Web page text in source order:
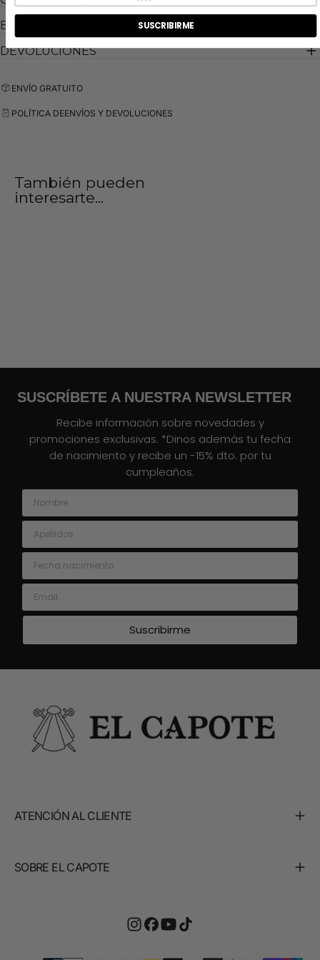
ENVIOS
DEVOLUCIONES
ENVÍO GRATUITO
POLÍTICA DEENVÍOS Y DEVOLUCIONES
También pueden
interesarte...
SUSCRÍBETE A NUESTRA NEWSLETTER
Recibe información sobre novedades y
promociones exclusivas. *Dinos además tu fecha
de nacimiento y recibe un -15% dto. por tu
cumpleaños.
Nombre
Apellidos
Fecha nacimiento
Email
Suscribirme
ATENCIÓN AL CLIENTE
SOBRE EL CAPOTE
SUSCRIBIRME